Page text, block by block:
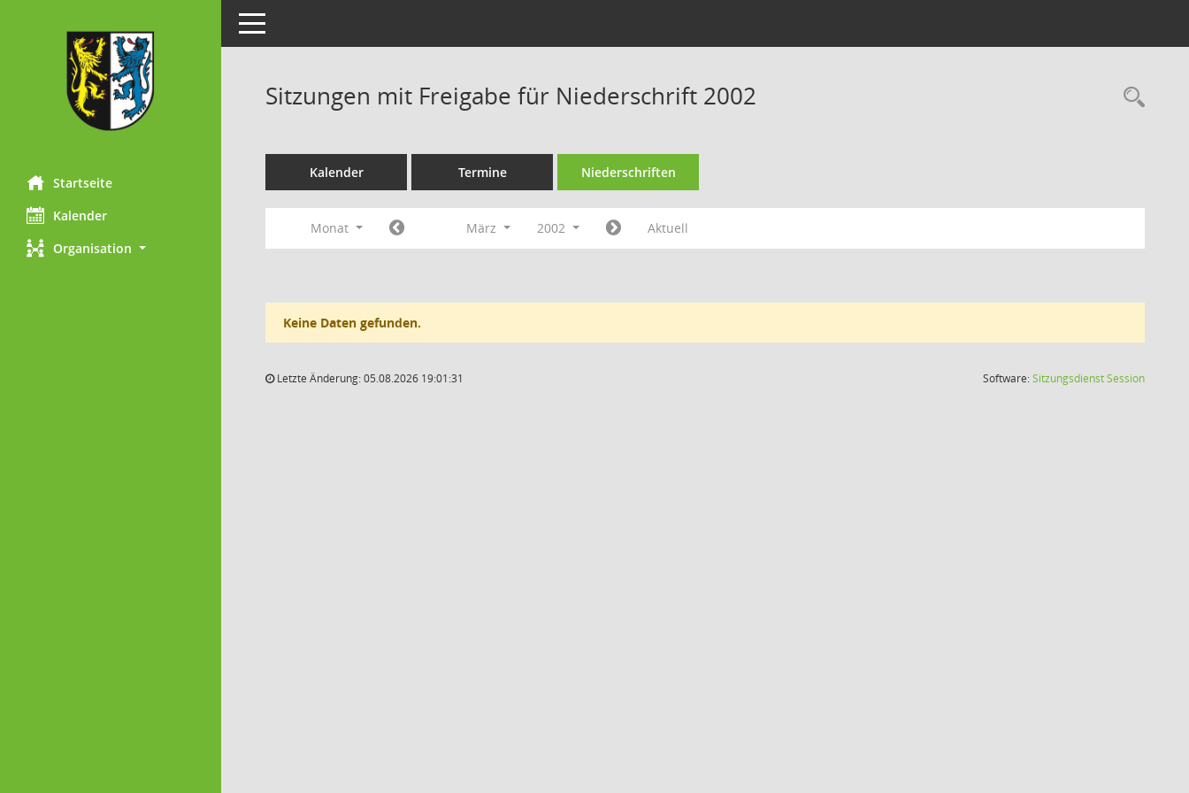
Startseite
Kalender
Organisation
Toggle navigation
Sitzungen mit Freigabe für Niederschrift 2002
Kalender Termine Niederschriften
Monat März 2002 Aktuell
Keine Daten gefunden.
Letzte Änderung: 05.08.2026 19:01:31 Software:SitzungsdienstSession(Wird in